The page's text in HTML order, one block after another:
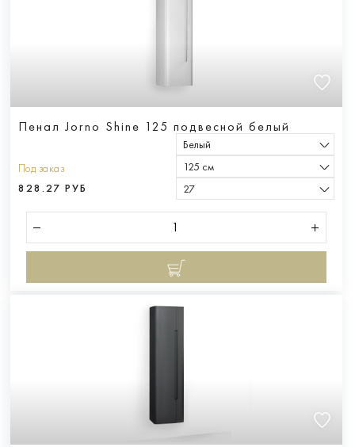
Пенал Jorno Shine 125 подвесной белый
Под заказ
828.27 РУБ
Белый
125 см
27